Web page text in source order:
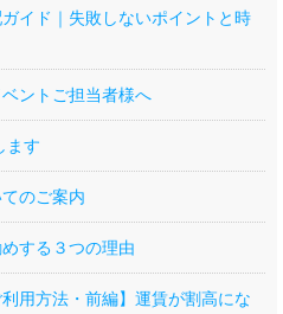
イド｜失敗しないポイントと時
ントご担当者様へ
ます
のご案内
する３つの理由
用方法・前編】運賃が割高にな